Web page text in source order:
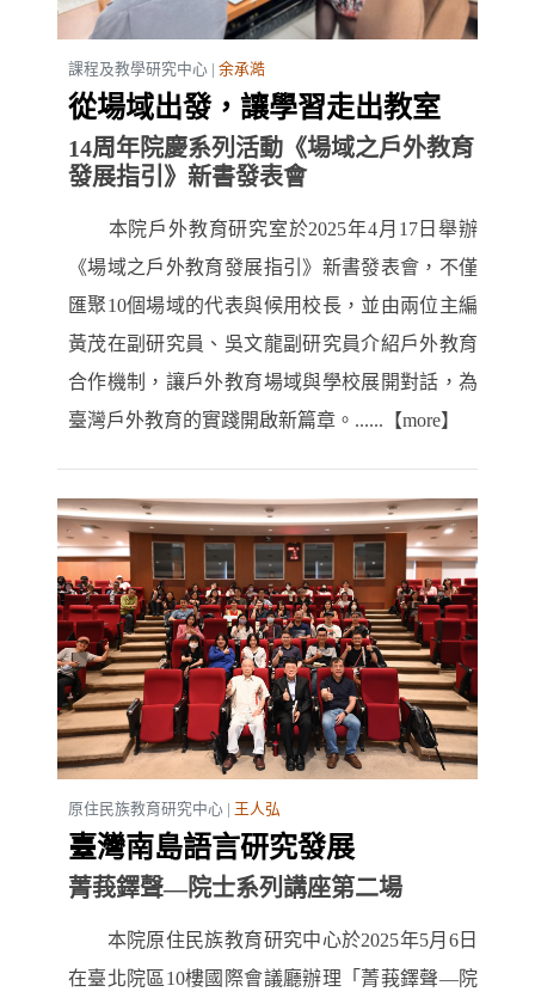
課程及教學研究中心 | 余承澔
從場域出發，讓學習走出教室
14周年院慶系列活動《場域之戶外教育
發展指引》新書發表會
本院戶外教育研究室於2025年4月17日舉辦
《場域之戶外教育發展指引》新書發表會，不僅
匯聚10個場域的代表與候用校長，並由兩位主編
黃茂在副研究員、吳文龍副研究員介紹戶外教育
合作機制，讓戶外教育場域與學校展開對話，為
臺灣戶外教育的實踐開啟新篇章。......【more】
原住民族教育研究中心 | 王人弘
臺灣南島語言研究發展
菁莪鐸聲—院士系列講座第二場
本院原住民族教育研究中心於2025年5月6日
在臺北院區10樓國際會議廳辦理「菁莪鐸聲—院